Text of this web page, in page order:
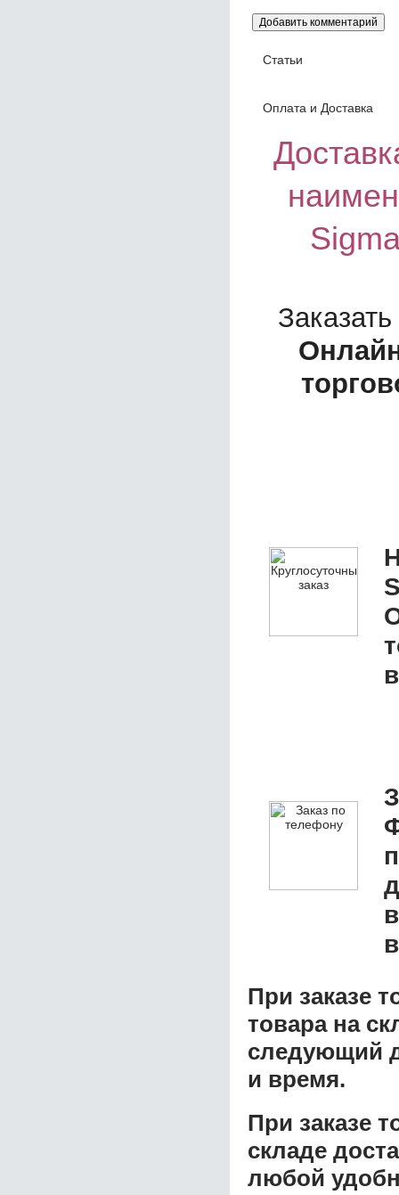
Статьи
Оплата и Доставка
При заказе
товара на
следующий
и время.
При заказе
складе
любой